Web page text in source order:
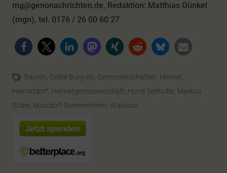
mg@genonachrichten.de, Redaktion: Matthias Günkel
(mgn), tel. 0176 / 26 00 60 27
Bayern, Gelbe Bürg eG, Genossenschaften, Heimat,
Heimatdorf, Heimatgenossenschaft, Horst Seehofer, Markus
Söder, Nussdorf Sammenheim, Walnuss